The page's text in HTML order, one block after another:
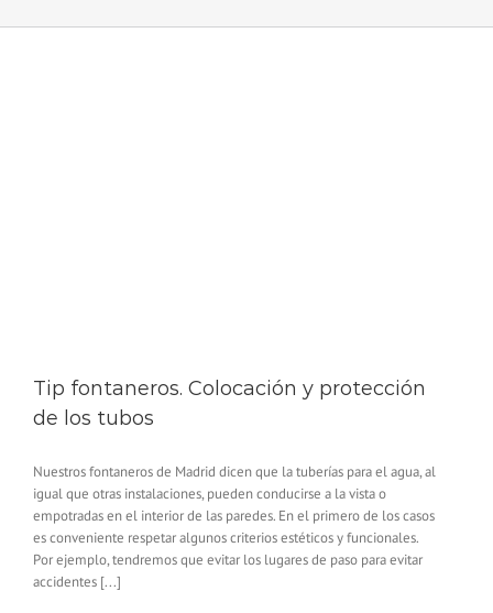
Tip fontaneros. Colocación y protección
de los tubos
Nuestros fontaneros de Madrid dicen que la tuberías para el agua, al
igual que otras instalaciones, pueden conducirse a la vista o
empotradas en el interior de las paredes. En el primero de los casos
es conveniente respetar algunos criterios estéticos y funcionales.
Por ejemplo, tendremos que evitar los lugares de paso para evitar
accidentes [...]